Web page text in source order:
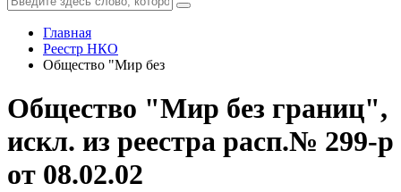
Главная
Реестр НКО
Общество "Мир без
Общество "Мир без границ",
искл. из реестра расп.№ 299-р
от 08.02.02